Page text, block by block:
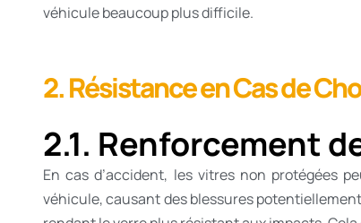
véhicule beaucoup plus difficile.
2. Résistance en Cas de
2.1. Renforcement
En cas d’accident, les vitres non protégées
véhicule, causant des blessures